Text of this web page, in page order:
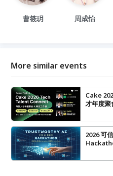
曹筱玥 周成怡
More similar events
Cake
才年度
2026 可